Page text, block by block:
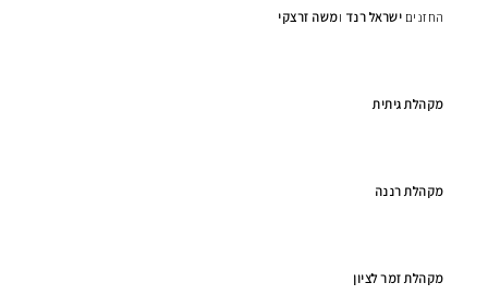
החזנים ישראל רנד ומשה זרצקי
מקהלת גיתית
מקהלת רננה
מקהלת זמר לציון